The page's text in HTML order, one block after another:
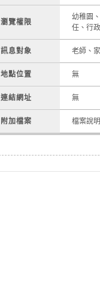
瀏覽權限
幼稚園
任、行
訊息對象 老師、
地點位置 無
連結網址 無
附加檔案 檔案說